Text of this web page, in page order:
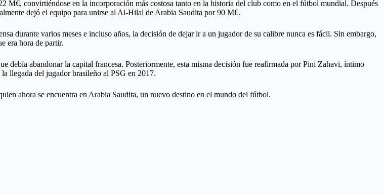
M€, convirtiéndose en la incorporación más costosa tanto en la historia del club como en el fútbol mundial. Después
dejó el equipo para unirse al Al-Hilal de Arabia Saudita por 90 M€.
durante varios meses e incluso años, la decisión de dejar ir a un jugador de su calibre nunca es fácil. Sin embargo,
era hora de partir.
debía abandonar la capital francesa. Posteriormente, esta misma decisión fue reafirmada por Pini Zahavi, íntimo
llegada del jugador brasileño al PSG en 2017.
ahora se encuentra en Arabia Saudita, un nuevo destino en el mundo del fútbol.